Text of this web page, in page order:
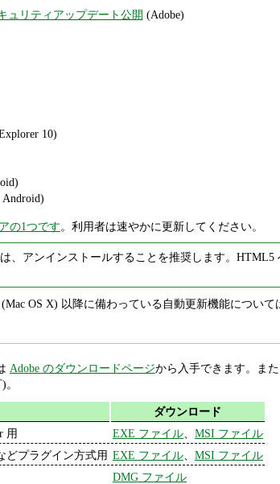
ュリティアップデート公開 (Adobe)
10)
Android)
の1つです。利用者は速やかに更新してください。
、アンインストールすることを推奨します。HTML5
OS X) 以降に備わっている自動更新機能について
Adobe のダウンロードページから入手できます。ま
ダウンロード
用 EXE ファイル、 MSI ファイル
どプラグイン方式用 EXE ファイル、 MSI ファイル
DMG ファイル